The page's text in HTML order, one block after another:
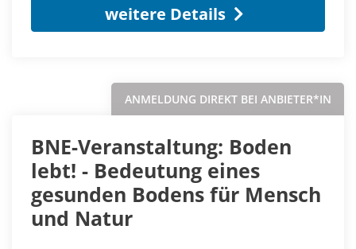
weitere Details
ANMELDUNG DIREKT BEI ANBIETER*IN
BNE-Veranstaltung: Boden
lebt! - Bedeutung eines
gesunden Bodens für Mensch
und Natur